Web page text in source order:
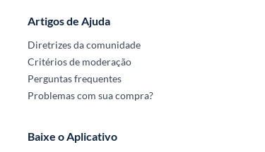
Artigos de Ajuda
Diretrizes da comunidade
Critérios de moderação
Perguntas frequentes
Problemas com sua compra?
Baixe o Aplicativo